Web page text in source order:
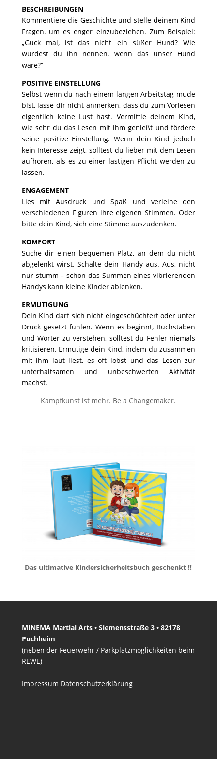
BESCHREIBUNGEN
Kommentiere die Geschichte und stelle deinem Kind
Fragen, um es enger einzubeziehen. Zum Beispiel:
„Guck mal, ist das nicht ein süßer Hund? Wie
würdest du ihn nennen, wenn das unser Hund
wäre?“
POSITIVE EINSTELLUNG
Selbst wenn du nach einem langen Arbeitstag müde
bist, lasse dir nicht anmerken, dass du zum Vorlesen
eigentlich keine Lust hast. Vermittle deinem Kind,
wie sehr du das Lesen mit ihm genießt und fördere
seine positive Einstellung. Wenn dein Kind jedoch
kein Interessezeigt, solltest du lieber mit dem Lesen
aufhören, als es zu einer lästigen Pflicht werden zu
lassen.
ENGAGEMENT
Lies mit Ausdruck und Spaß und verleihe den
verschiedenen Figuren ihre eigenen Stimmen. Oder
bitte dein Kind, sich eine Stimme auszudenken.
KOMFORT
Suche dir einen bequemen Platz, an dem du nicht
abgelenkt wirst. Schalte dein Handy aus. Aus, nicht
nur stumm – schon das Summeneines vibrierenden
Handys kann kleine Kinder ablenken.
ERMUTIGUNG
Dein Kind darf sich nicht eingeschüchtert oder unter
Druck gesetzt fühlen. Wenn es beginnt, Buchstaben
und Wörter zu verstehen, solltestdu Fehler niemals
kritisieren. Ermutige dein Kind, indem du zusammen
mit ihm laut liest, es oft lobst und das Lesen zur
unterhaltsamen und unbeschwerten Aktivität
machst.
Kampfkunst ist mehr. Be a Changemaker.
Das ultimative Kindersicherheitsbuch geschenkt !!
MINEMA Martial Arts • Siemensstraße 3 • 82178
Puchheim
(neben der Feuerwehr / Parkplatzmöglichkeiten beim
REWE)
Impressum Datenschutzerklärung